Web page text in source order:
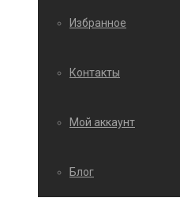
Избранное
Контакты
Мой аккаунт
Блог